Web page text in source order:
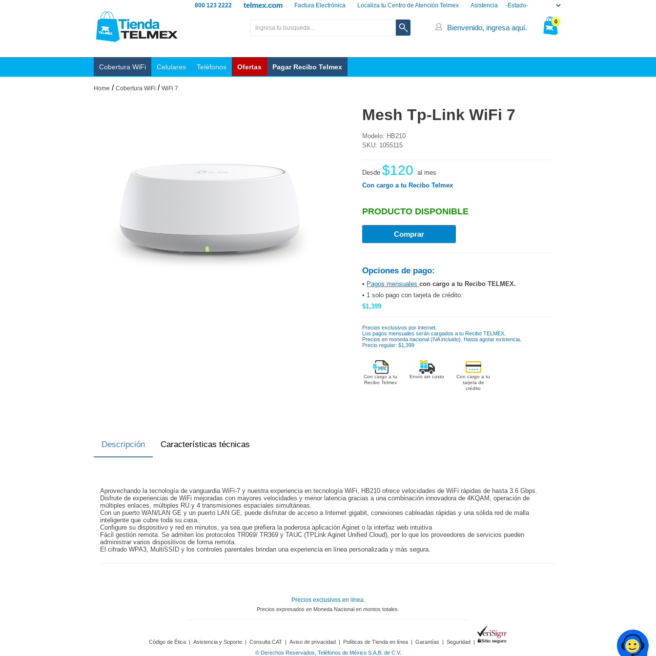
Asistencia
Localiza tu Centro de Atención Telmex
Factura Electrónica
telmex.com
800 123 2222
0
Bienvenido, ingresa aquí.
Cobertura WiFi Celulares Teléfonos Ofertas Pagar Recibo Telmex
Home / Cobertura WiFi / WiFi 7
Mesh Tp-Link WiFi 7
Modelo: HB210
SKU: 1055115
Desde $120 al mes
Con cargo a tu Recibo Telmex
PRODUCTO DISPONIBLE
Opciones de pago:
• Pagos mensuales con cargo a tu Recibo TELMEX.
• 1 solo pago con tarjeta de crédito:
$1,399
Precios exclusivos por internet.
Los pagos mensuales serán cargados a tu Recibo TELMEX.
Precios en moneda nacional (IVA incluido). Hasta agotar existencia.
Precio regular: $1,399
Con cargo a tu
Recibo Telmex
Envío sin costo
Con cargo a tu
tarjeta de
crédito
Descripción Características técnicas
Aprovechando la tecnología de vanguardia WiFi-7 y nuestra experiencia en tecnología WiFi, HB210 ofrece velocidades de WiFi rápidas de hasta 3.6 Gbps.
Disfrute de experiencias de WiFi mejoradas con mayores velocidades y menor latencia gracias a una combinación innovadora de 4KQAM, operación de
múltiples enlaces, múltiples RU y 4 transmisiones espaciales simultáneas.
Con un puerto WAN/LAN GE y un puerto LAN GE, puede disfrutar de acceso a Internet gigabit, conexiones cableadas rápidas y una sólida red de malla
inteligente que cubre toda su casa.
Configure su dispositivo y red en minutos, ya sea que prefiera la poderosa aplicación Aginet o la interfaz web intuitiva
Fácil gestión remota. Se admiten los protocolos TR069/ TR369 y TAUC (TPLink Aginet Unified Cloud), por lo que los proveedores de servicios pueden
administrar varios dispositivos de forma remota.
El cifrado WPA3, MultiSSID y los controles parentales brindan una experiencia en línea personalizada y más segura.
Precios exclusivos en línea.
Precios expresados en Moneda Nacional en montos totales.
Código de Ética | Asistencia y Soporte | Consulta CAT | Aviso de privacidad | Políticas de Tienda en línea | Garantías | Seguridad |
© Derechos Reservados, Teléfonos de México S.A.B. de C.V.